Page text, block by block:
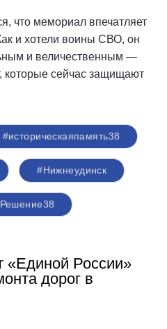
что мемориал впечатляет
и хотели воины СВО, он
и величественным —
которые сейчас защищают
#историческаяпамять38
#Нижнеудинск
«Единой России»
дорог в